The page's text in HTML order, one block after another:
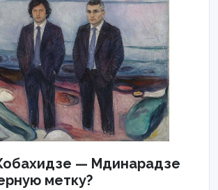
— Мдинарадзе
метку?